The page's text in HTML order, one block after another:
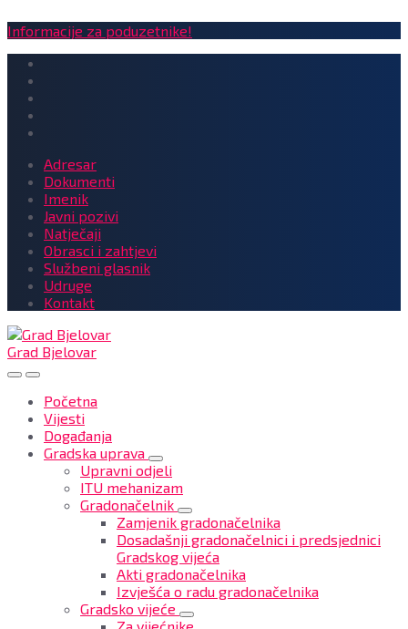
Informacije za poduzetnike!
Adresar
Dokumenti
Imenik
Javni pozivi
Natječaji
Obrasci i zahtjevi
Službeni glasnik
Udruge
Kontakt
Grad Bjelovar
Početna
Vijesti
Događanja
Gradska uprava
Upravni odjeli
ITU mehanizam
Gradonačelnik
Zamjenik gradonačelnika
Dosadašnji gradonačelnici i predsjednici
Gradskog vijeća
Akti gradonačelnika
Izvješća o radu gradonačelnika
Gradsko vijeće